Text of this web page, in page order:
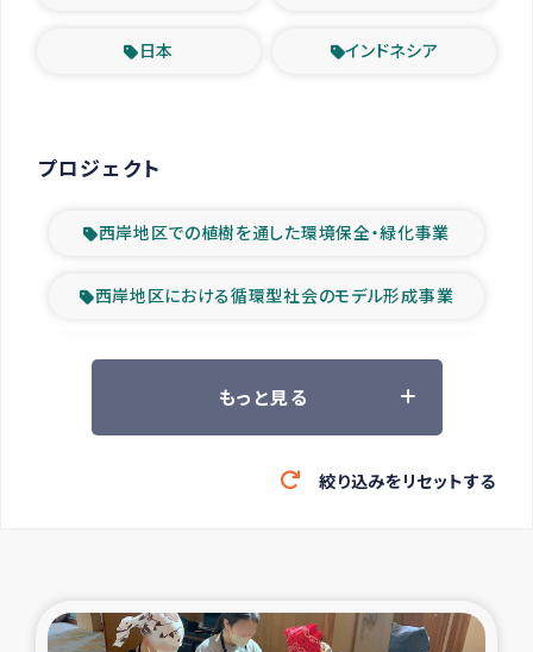
日本 インドネシア
プロジェクト
西岸地区での植樹を通した環境保全・緑化事業
西岸地区における循環型社会のモデル形成事業
ツアー参加者の声
緊急救援の時代
東ティモール豪雨緊急支援
もっと見る
絞り込みをリセットする